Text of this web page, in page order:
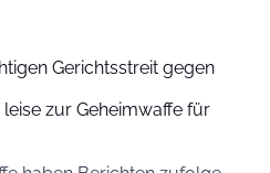
Gerichtsstreit gegen
zur Geheimwaffe für